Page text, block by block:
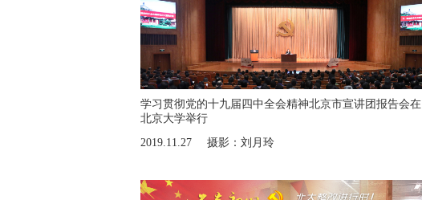
学习贯彻党的十九届四中全会精神北京市宣讲团报告会在
北京大学举行
2019.11.27
摄影：刘月玲